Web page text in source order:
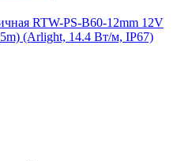
RTW-PS-B60-12mm 12V
(Arlight, 14.4 Вт/м, IP67)